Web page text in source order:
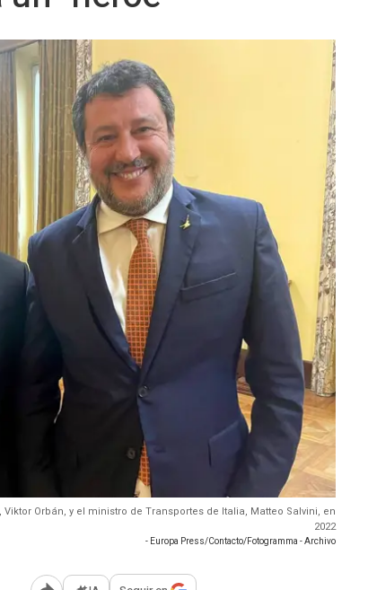
Orbán, y el ministro de Transportes de Italia, Matteo Salvini, en
2022
- Europa Press/Contacto/Fotogramma - Archivo